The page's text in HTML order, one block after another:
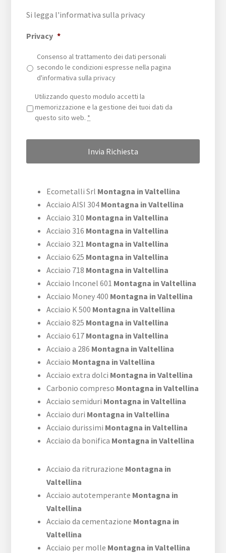
Si legga l'informativa sulla privacy
Privacy *
Consenso al trattamento dei dati personali
secondo le condizioni espresse nella pagina
d'informativa sullaprivacy
Privacy *
Utilizzando questo modulo accetti la
memorizzazione e la gestione dei tuoi dati da
questo sito web. *
Ecometalli Srl Montagna in Valtellina
Acciaio AISI 304 Montagna in Valtellina
Acciaio 310 Montagna in Valtellina
Acciaio 316 Montagna in Valtellina
Acciaio 321 Montagna in Valtellina
Acciaio 625 Montagna in Valtellina
Acciaio 718 Montagna in Valtellina
Acciaio Inconel 601 Montagna in Valtellina
Acciaio Money 400 Montagna in Valtellina
Acciaio K 500 Montagna in Valtellina
Acciaio 825 Montagna in Valtellina
Acciaio 617 Montagna in Valtellina
Acciaio a 286 Montagna in Valtellina
Acciaio Montagna in Valtellina
Acciaio extra dolci Montagna in Valtellina
Carbonio compreso Montagna in Valtellina
Acciaio semiduri Montagna in Valtellina
Acciaio duri Montagna in Valtellina
Acciaio durissimi Montagna in Valtellina
Acciaio da bonifica Montagna in Valtellina
Acciaio da ritrurazione Montagna in
Valtellina
Acciaio autotemperante Montagna in
Valtellina
Acciaio da cementazione Montagna in
Valtellina
Acciaio per molle Montagna in Valtellina